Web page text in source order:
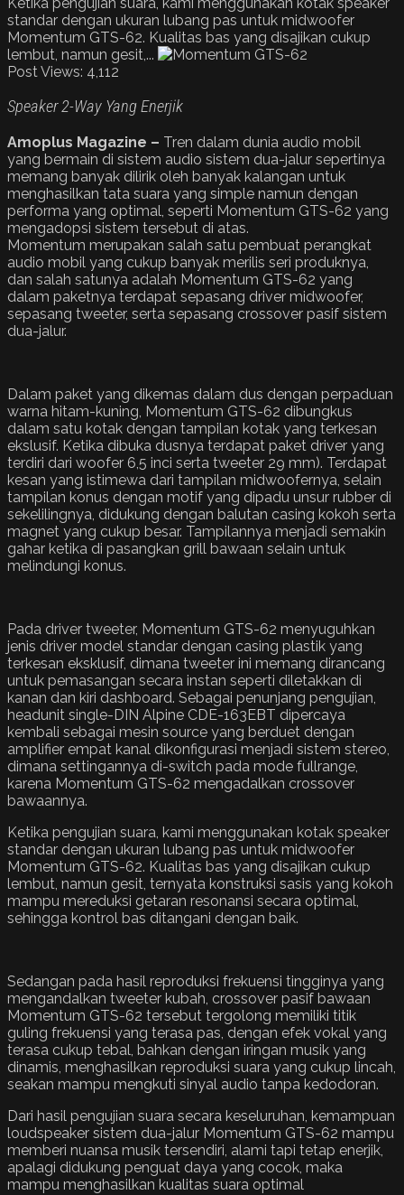
standar dengan ukuran lubang pas untuk midwoofer
Momentum GTS-62. Kualitas bas yang disajikan cukup
lembut, namun gesit,...
Post Views: 4,112
Speaker 2-Way Yang Enerjik
Amoplus Magazine – Tren dalam dunia audio mobil
yang bermain di sistem audio sistem dua-jalur sepertinya
memang banyak dilirik oleh banyak kalangan untuk
menghasilkan tata suara yang simple namun dengan
performa yang optimal, seperti Momentum GTS-62 yang
mengadopsi sistem tersebut di atas.
Momentum merupakan salah satu pembuat perangkat
audio mobil yang cukup banyak merilis seri produknya,
dan salah satunya adalah Momentum GTS-62 yang
dalam paketnya terdapat sepasang driver midwoofer,
sepasang tweeter, serta sepasang crossover pasif sistem
dua-jalur.
Dalam paket yang dikemas dalam dus dengan perpaduan
warna hitam-kuning, Momentum GTS-62 dibungkus
dalam satu kotak dengan tampilan kotak yang terkesan
ekslusif. Ketika dibuka dusnya terdapat paket driver yang
terdiri dari woofer 6,5 inci serta tweeter 29 mm). Terdapat
kesan yang istimewa dari tampilan midwoofernya, selain
tampilan konus dengan motif yang dipadu unsur rubber di
sekelilingnya, didukung dengan balutan casing kokoh serta
magnet yang cukup besar. Tampilannya menjadi semakin
gahar ketika di pasangkan grill bawaan selain untuk
melindungi konus.
Pada driver tweeter, Momentum GTS-62 menyuguhkan
jenis driver model standar dengan casing plastik yang
terkesan eksklusif, dimana tweeter ini memang dirancang
untuk pemasangan secara instan seperti diletakkan di
kanan dan kiri dashboard. Sebagai penunjang pengujian,
headunit single-DIN Alpine CDE-163EBT dipercaya
kembali sebagai mesin source yang berduet dengan
amplifier empat kanal dikonfigurasi menjadi sistem stereo,
dimana settingannya di-switch pada mode fullrange,
karena Momentum GTS-62 mengadalkan crossover
bawaannya.
Ketika pengujian suara, kami menggunakan kotak speaker
standar dengan ukuran lubang pas untuk midwoofer
Momentum GTS-62. Kualitas bas yang disajikan cukup
lembut, namun gesit, ternyata konstruksi sasis yang kokoh
mampu mereduksi getaran resonansi secara optimal,
sehingga kontrol bas ditangani dengan baik.
Sedangan pada hasil reproduksi frekuensi tingginya yang
mengandalkan tweeter kubah, crossover pasif bawaan
Momentum GTS-62 tersebut tergolong memiliki titik
guling frekuensi yang terasa pas, dengan efek vokal yang
terasa cukup tebal, bahkan dengan iringan musik yang
dinamis, menghasilkan reproduksi suara yang cukup lincah,
seakan mampu mengkuti sinyal audio tanpa kedodoran.
Dari hasil pengujian suara secara keseluruhan, kemampuan
loudspeaker sistem dua-jalur Momentum GTS-62 mampu
memberi nuansa musik tersendiri, alami tapi tetap enerjik,
apalagi didukung penguat daya yang cocok, maka
mampu menghasilkan kualitas suara optimal